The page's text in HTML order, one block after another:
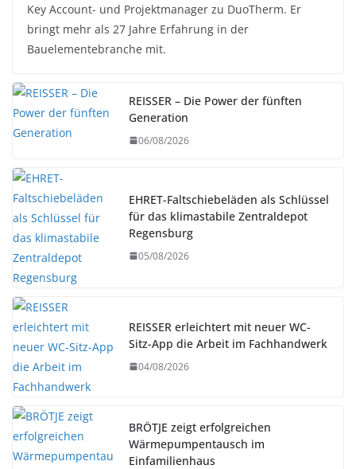
Key Account- und Projektmanager zu DuoTherm. Er
bringt mehr als 27 Jahre Erfahrung in der
Bauelementebranche mit.
REISSER – Die Power der fünften
Generation
06/08/2026
EHRET-Faltschiebeläden als Schlüssel
für das klimastabile Zentraldepot
Regensburg
05/08/2026
REISSER erleichtert mit neuer WC-
Sitz-App die Arbeit im Fachhandwerk
04/08/2026
BRÖTJE zeigt erfolgreichen
Wärmepumpentausch im
Einfamilienhaus